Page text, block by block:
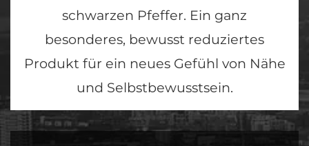
schwarzen Pfeffer. Ein ganz
besonderes, bewusst reduziertes
Produkt für ein neues Gefühl von Nähe
und Selbstbewusstsein.